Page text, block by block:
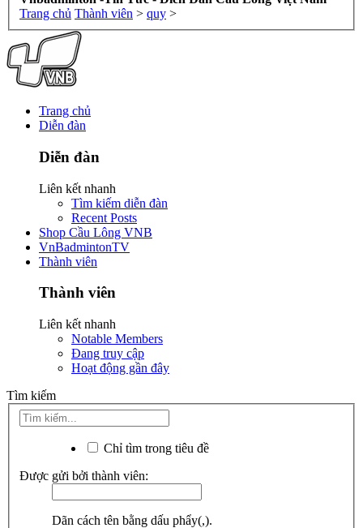
Trang chủ Thành viên > quy >
Trang chủ
Diễn đàn
Diễn đàn
Liên kết nhanh
Tìm kiếm diễn đàn
Recent Posts
Shop Cầu Lông VNB
VnBadmintonTV
Thành viên
Thành viên
Liên kết nhanh
Notable Members
Đang truy cập
Hoạt động gần đây
Tìm kiếm
Chỉ tìm trong tiêu đề
Được gửi bởi thành viên:
Dãn cách tên bằng dấu phẩy(,).